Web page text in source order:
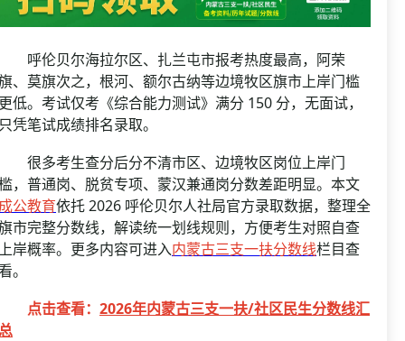
历年真题
伦贝尔海拉尔区、扎兰屯市报考热度最高，阿荣
、莫旗次之，根河、额尔古纳等边境牧区旗市上岸门槛
低。考试仅考《综合能力测试》满分 150 分，无面试，
凭笔试成绩排名录取。
多考生查分后分不清市区、边境牧区岗位上岸门
，普通岗、脱贫专项、蒙汉兼通岗分数差距明显。本文
公教育依托 2026 呼伦贝尔人社局官方录取数据，整理全
市完整分数线，解读统一划线规则，方便考生对照自查
岸概率。更多内容可进入内蒙古三支一扶分数线栏目查
。
点击查看： 2026年内蒙古三支一扶/社区民生分数线汇